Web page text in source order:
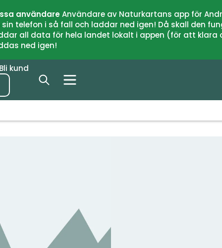
användareAnvändare av Naturkartans app för
telefon i så fall och laddar ned igen! Då skall den
all data för hela landet lokalt i appen (för att
ned igen!
Bli kund